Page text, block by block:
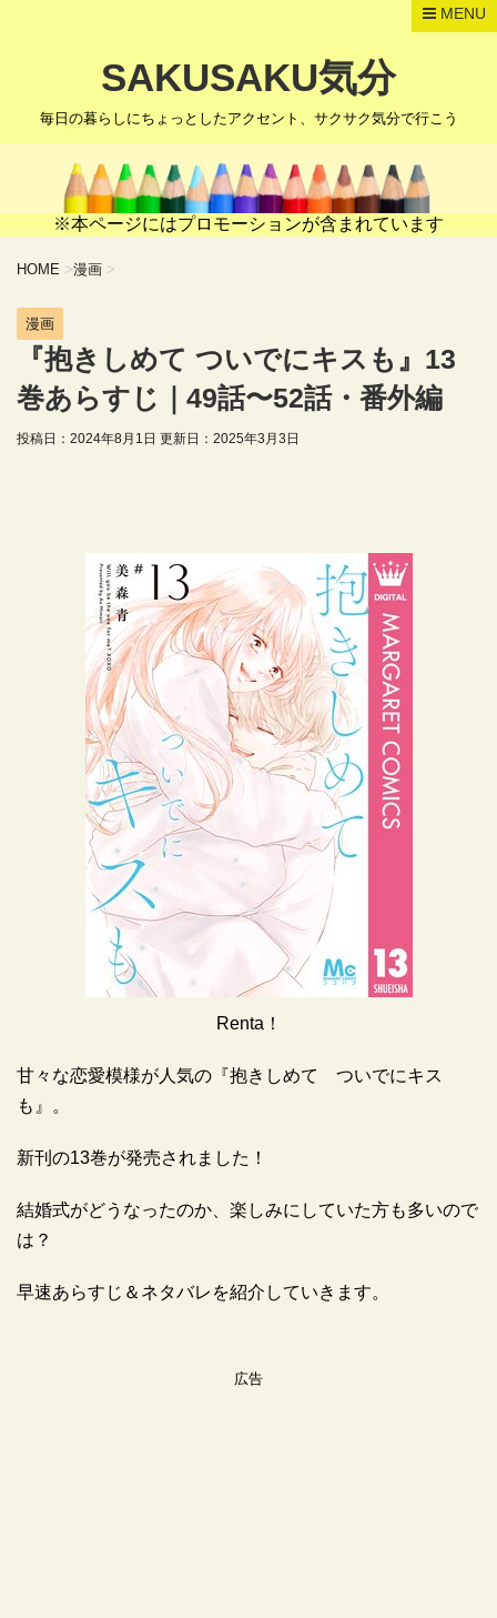
MENU
SAKUSAKU気分
毎日の暮らしにちょっとしたアクセント、サクサク気分で行こう
※本ページにはプロモーションが含まれています
HOME >漫画 >
漫画
『抱きしめて ついでにキスも』13
巻あらすじ｜49話〜52話・番外編
投稿日：2024年8月1日 更新日： 2025年3月3日
Renta！
甘々な恋愛模様が人気の『抱きしめて ついでにキス
も』。
新刊の13巻が発売されました！
結婚式がどうなったのか、楽しみにしていた方も多いので
は？
早速あらすじ＆ネタバレを紹介していきます。
広告